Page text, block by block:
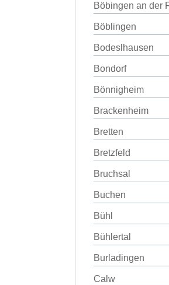
Böbingen an der
Böblingen
Bodeslhausen
Bondorf
Bönnigheim
Brackenheim
Bretten
Bretzfeld
Bruchsal
Buchen
Bühl
Bühlertal
Burladingen
Calw